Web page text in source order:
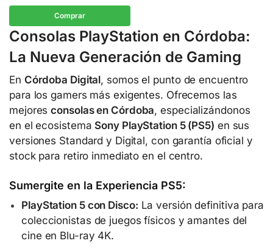
Comprar
Consolas PlayStation en Córdoba:
La Nueva Generación de Gaming
En Córdoba Digital, somos el punto de encuentro
para los gamers más exigentes. Ofrecemos las
mejoresconsolas en Córdoba, especializándonos
en el ecosistema Sony PlayStation 5 (PS5) en sus
versiones Standard y Digital, con garantía oficial y
stock para retiro inmediato en el centro.
Sumergite en la Experiencia PS5:
PlayStation 5 con Disco: La versión definitiva para
coleccionistas de juegos físicos y amantes del
cine en Blu-ray 4K.